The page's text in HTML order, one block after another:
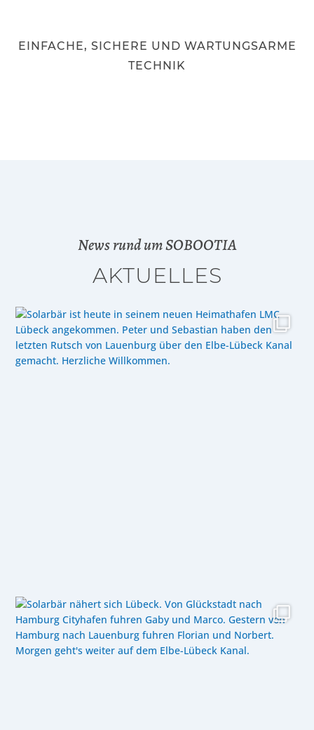
EINFACHE, SICHERE UND WARTUNGSARME
TECHNIK
News rund um SOBOOTIA
AKTUELLES